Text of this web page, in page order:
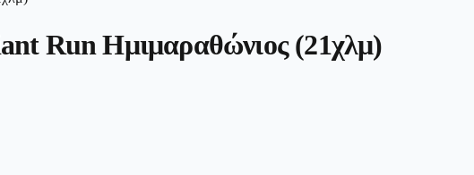
Run Ημιμαραθώνιος (21χλμ)